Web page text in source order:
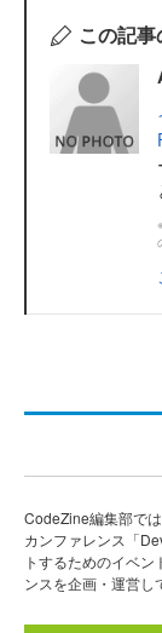
この記
CodeZine編集部で
カンファレンス「
トするためのイベ
ンスを企画・運営し